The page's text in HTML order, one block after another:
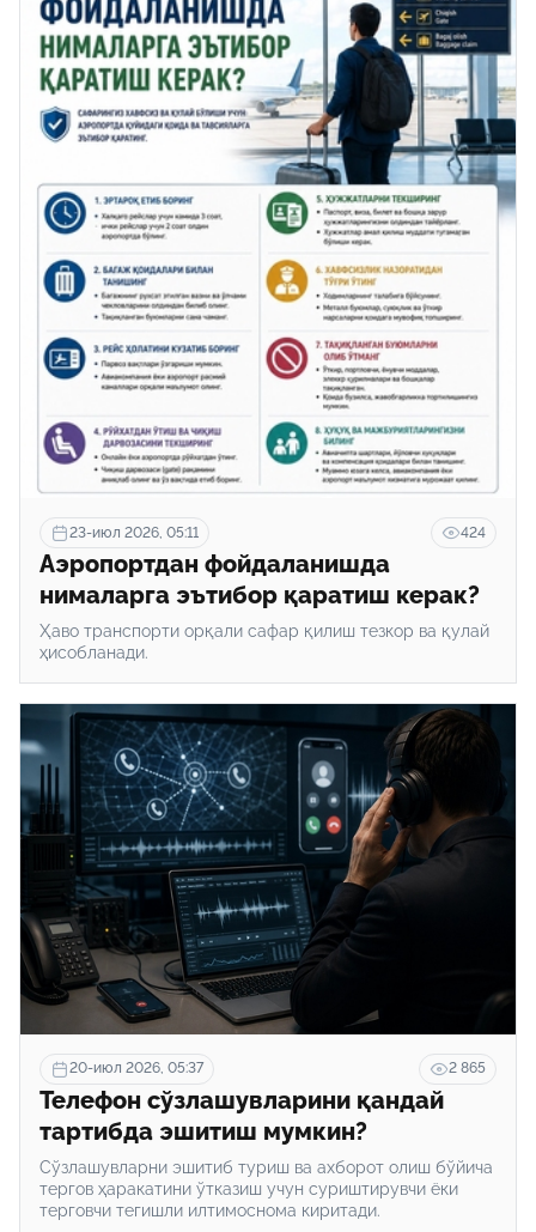
Аэропортдан фойдаланишда нималарга эътибор
қаратиш керак?
23-июл 2026, 05:11 424
Аэропортдан фойдаланишда
нималарга эътибор қаратиш керак?
Ҳаво транспорти орқали сафар қилиш тезкор ва қулай
ҳисобланади.
20-июл 2026, 05:37 2 865
Телефон сўзлашувларини қандай
тартибда эшитиш мумкин?
Сўзлашувларни эшитиб туриш ва ахборот олиш бўйича
тергов ҳаракатини ўтказиш учун суриштирувчи ёки
терговчи тегишли илтимоснома киритади.